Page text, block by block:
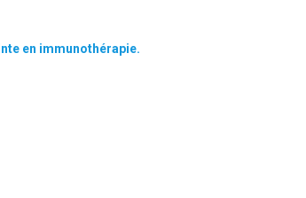
en immunothérapie.